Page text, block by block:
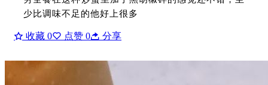
少比调味不足的他好上很多
收藏 0 点赞 0 分享